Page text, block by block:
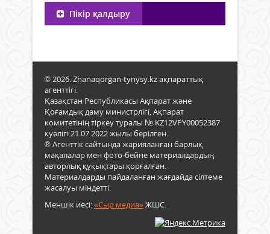
Пікір қалдыру
© 2026. Zhanaqorgan-tynysy.kz ақпараттық
агенттігі.
Қазақстан Республикасы Ақпарат және
Қоғамдық даму министрлігі, Ақпарат
комитетінің тіркеу туралы № KZ12VPY00052387
куәлігі 21.07.2022 жылы берілген.
® Агенттік сайтында жарияланған барлық
мақалалар мен фото-бейне материалдардың
авторлық құқықтары қорғалған.
Материалдарды пайдаланған жағдайда сілтеме
жасалуы міндетті.
Меншік иесі:«Сыр медиа»ЖШС.